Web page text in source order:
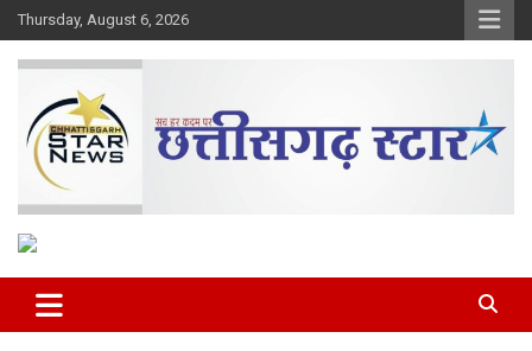
Skip
to
content
Thursday, August 6, 2026
Chhattisgarh Star